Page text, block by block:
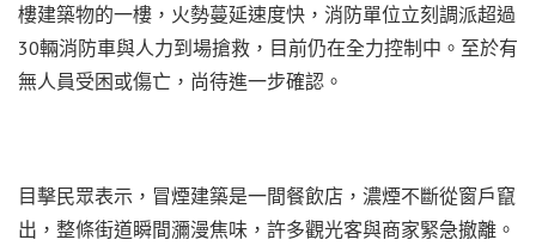
樓建築物的一樓，火勢蔓延速度快，消防單位立刻調派超過
30輛消防車與人力到場搶救，目前仍在全力控制中。至於有
無人員受困或傷亡，尚待進一步確認。
目擊民眾表示，冒煙建築是一間餐飲店，濃煙不斷從窗戶竄
出，整條街道瞬間瀰漫焦味，許多觀光客與商家緊急撤離。